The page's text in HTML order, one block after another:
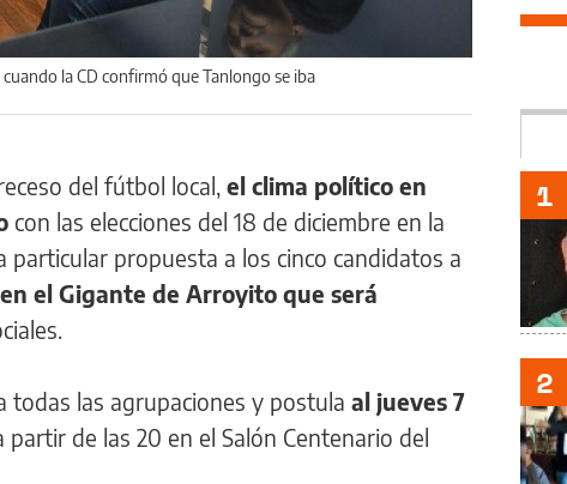
la CD confirmó que Tanlongo se iba
del fútbol local, el clima político en
con las elecciones del 18 de diciembre en la
particular propuesta a los cinco candidatos a
el Gigante de Arroyito que será
todas las agrupaciones y postula al jueves 7
partir de las 20 en el Salón Centenario del
1
2